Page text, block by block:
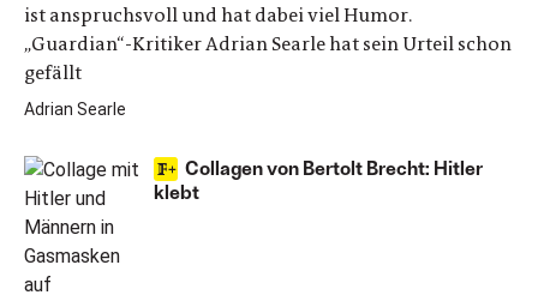
ist anspruchsvoll und hat dabei viel Humor.
„Guardian“-Kritiker Adrian Searle hat sein Urteil schon
gefällt
Adrian Searle
Collagen von Bertolt Brecht: Hitler
klebt